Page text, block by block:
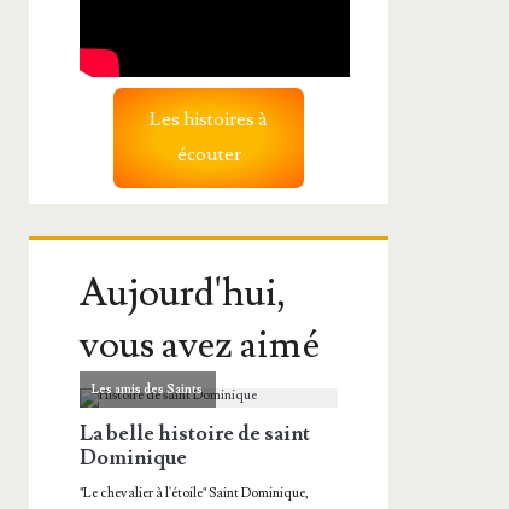
Les histoires à
écouter
Aujourd'hui,
vous avez aimé